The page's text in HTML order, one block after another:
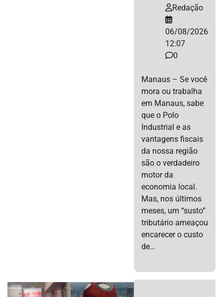
Redação
06/08/2026
12:07
0
Manaus – Se você
mora ou trabalha
em Manaus, sabe
que o Polo
Industrial e as
vantagens fiscais
da nossa região
são o verdadeiro
motor da
economia local.
Mas, nos últimos
meses, um “susto”
tributário ameaçou
encarecer o custo
de…